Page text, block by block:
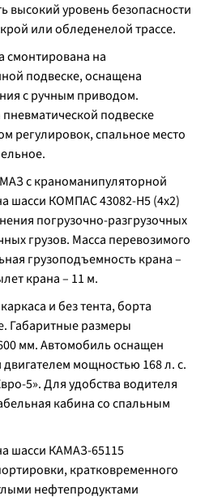
высокий уровень безопасности
или обледенелой трассе.
смонтирована на
подвеске, оснащена
с ручным приводом.
подвеске
регулировок, спальное место
с краноманипуляторной
шасси КОМПАС 43082-Н5 (4х2)
погрузочно-разгрузочных
грузов. Масса перевозимого
грузоподъемность крана –
крана – 11 м.
и без тента, борта
Габаритные размеры
мм. Автомобиль оснащен
мощностью 168 л. с.
5». Для удобства водителя
кабина со спальным
шасси КАМАЗ-65115
кратковременного
нефтепродуктами